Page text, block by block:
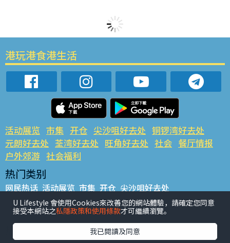
港玩港食港生活
活动展览 市集 开仓 尖沙咀好去处 铜锣湾好去处
元朗好去处 荃湾好去处 旺角好去处 社会 餐厅情报
户外郊游 社会福利
热门类别
网民热话 活动展览 市集 开仓 尖沙咀好去处
铜锣湾好去处 元朗好去处 荃湾好去处 旺角好去处 社会
餐厅情报 户外郊游
热门标签
U Lifestyle 會使用Cookies來改善您的網站體驗，請確定您同意
接受本網站之私隱政策和使用條款才可繼續瀏覽。
我已閱讀及同意